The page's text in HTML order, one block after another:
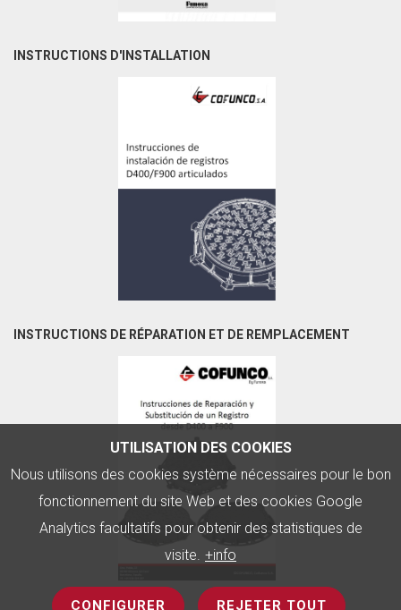
UTILISATION DES COOKIES
Nous utilisons des cookies système nécessaires pour le bon
fonctionnement du site Web et des cookies Google
Analytics facultatifs pour obtenir des statistiques de
visite. +info
CONFIGURER REJETER TOUT
INSTRUCTIONS D'INSTALLATION
INSTRUCTIONS DE RÉPARATION ET DE REMPLACEMENT